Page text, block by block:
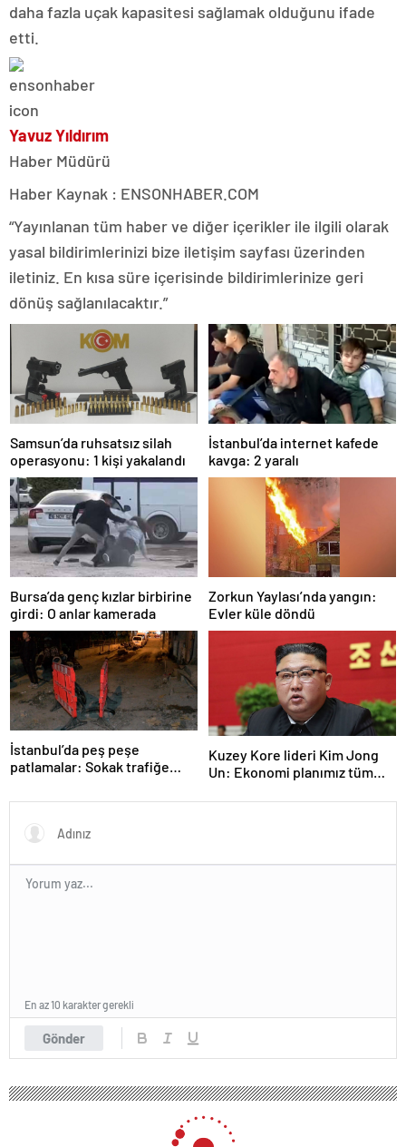
daha fazla uçak kapasitesi sağlamak olduğunu ifade
etti.
Yavuz Yıldırım
Haber Müdürü
Haber Kaynak : ENSONHABER.COM
“Yayınlanan tüm haber ve diğer içerikler ile ilgili olarak
yasal bildirimlerinizi bize iletişim sayfası üzerinden
iletiniz. En kısa süre içerisinde bildirimlerinize geri
dönüş sağlanılacaktır.”
Samsun’da ruhsatsız silah
operasyonu: 1 kişi yakalandı
İstanbul’da internet kafede
kavga: 2 yaralı
Bursa’da genç kızlar birbirine
girdi: O anlar kamerada
Zorkun Yaylası’nda yangın:
Evler küle döndü
İstanbul’da peş peşe
patlamalar: Sokak trafiğe
Kuzey Kore lideri Kim Jong
Un: Ekonomi planımız tüm
Gönder
En az 10 karakter gerekli